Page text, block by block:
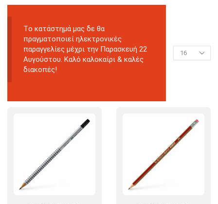
Tο κατάστημά μας δε θα
πραγματοποιεί ηλεκτρονικές
παραγγελίες μέχρι την Παρασκευή 22
Αυγούστου. Καλό καλοκαίρι & καλές
διακοπές!